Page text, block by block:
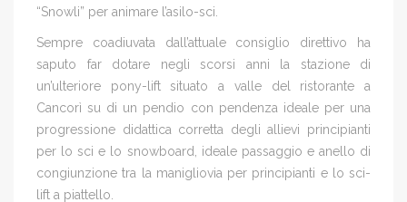
“Snowli” per animare l’asilo-sci.
Sempre coadiuvata dall’attuale consiglio direttivo ha
saputo far dotare negli scorsi anni la stazione di
un’ulteriore pony-lift situato a valle del ristorante a
Cancorì su di un pendio con pendenza ideale per una
progressione didattica corretta degli allievi principianti
per lo sci e lo snowboard, ideale passaggio e anello di
congiunzione tra la manigliovia per principianti e lo sci-
lift a piattello.